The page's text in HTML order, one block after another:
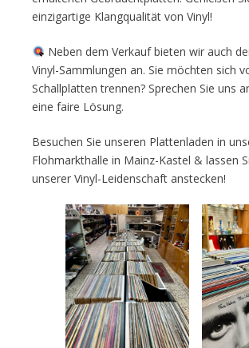
einzigartige Klangqualität von Vinyl!
Neben dem Verkauf bieten wir auch
Vinyl-Sammlungen an. Sie möchten sich
Schallplatten trennen? Sprechen Sie uns
eine faire Lösung.
Besuchen Sie unseren Plattenladen in
Flohmarkthalle in Mainz-Kastel & lassen
unserer Vinyl-Leidenschaft anstecken!